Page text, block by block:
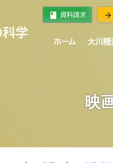
book 資料請求 arrow_forward
ホーム 大川隆
映